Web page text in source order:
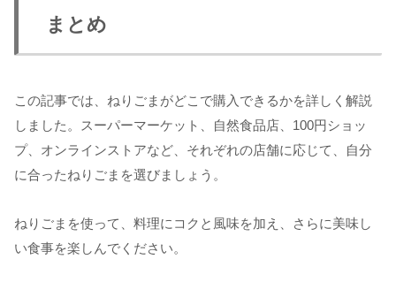
まとめ
この記事では、ねりごまがどこで購入できるかを詳しく解説
しました。スーパーマーケット、自然食品店、100円ショッ
プ、オンラインストアなど、それぞれの店舗に応じて、自分
に合ったねりごまを選びましょう。
ねりごまを使って、料理にコクと風味を加え、さらに美味し
い食事を楽しんでください。